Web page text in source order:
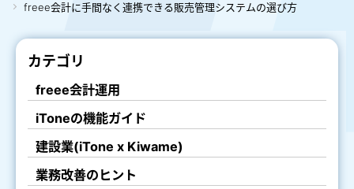
freee会計に手間なく連携できる販売管理システムの選び方
カテゴリ
freee会計運用
iToneの機能ガイド
建設業(iTone x Kiwame)
業務改善のヒント